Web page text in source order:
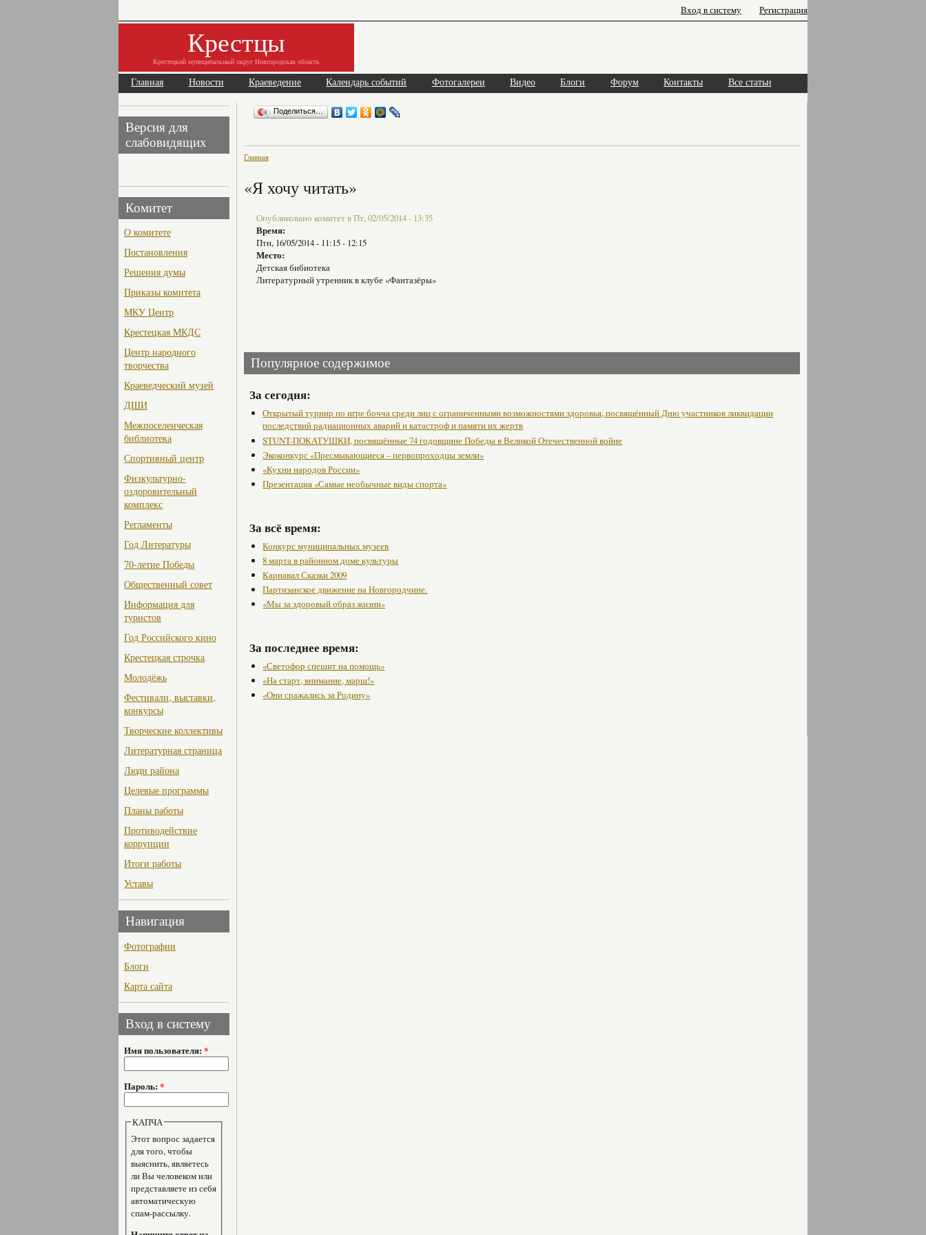
Вход в систему Регистрация
Крестцы
Крестецкий муниципальный округ Новгородская область
Главная Новости Краеведение Календарь событий Фотогалереи Видео Блоги Форум Контакты Все статьи
Версия для
слабовидящих
Комитет
О комитете
Постановления
Решения думы
Приказы комитета
МКУ Центр
Крестецкая МКДС
Центр народного
творчества
Краеведческий музей
ДШИ
Межпоселенческая
библиотека
Спортивный центр
Физкультурно-
оздоровительный
комплекс
Регламенты
Год Литературы
70-летие Победы
Общественный совет
Информация для
туристов
Год Российского кино
Крестецкая строчка
Молодёжь
Фестивали, выставки,
конкурсы
Творческие коллективы
Литературная страница
Люди района
Целевые программы
Планы работы
Противодействие
коррупции
Итоги работы
Уставы
Навигация
Фотографии
Блоги
Карта сайта
Вход в систему
Имя пользователя: *
Пароль: *
КАПЧА
Этот вопрос задается
для того, чтобы
выяснить, являетесь
ли Вы человеком или
представляете из себя
автоматическую
спам-рассылку.
Поделиться…
Главная
«Я хочу читать»
Опубликовано комитет в Пт, 02/05/2014 - 13:35
Время:
Птн, 16/05/2014 - 11:15- 12:15
Место:
Детская бибиотека
Литературный утренник в клубе «Фантазёры»
Популярное содержимое
За сегодня:
Открытый турнир по игре бочча среди лиц с ограниченными возможностями здоровья, посвящённый Дню участников ликвидации
последствий радиационных аварий и катастроф и памяти их жертв
STUNT-ПОКАТУШКИ, посвящённые 74 годовщине Победы в Великой Отечественной войне
Экоконкурс «Пресмыкающиеся – первопроходцы земли»
«Кухни народов России»
Презентация «Самые необычные виды спорта»
За всё время:
Конкурс муниципальных музеев
8 марта в районном доме культуры
Карнавал Сказки 2009
Партизанское движение на Новгородчине.
«Мы за здоровый образ жизни»
За последнее время:
«Светофор спешит на помощь»
«На старт, внимание, марш!»
«Они сражались за Родину»